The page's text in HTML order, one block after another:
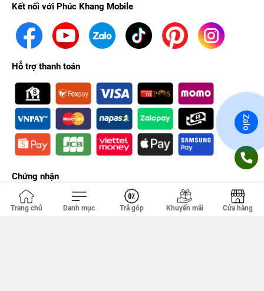
Kết nối với Phúc Khang Mobile
Hỗ trợ thanh toán
Chứng nhận
Zalo
Trang chủ Danh mục Trả góp Khuyến mãi Cửa hàng